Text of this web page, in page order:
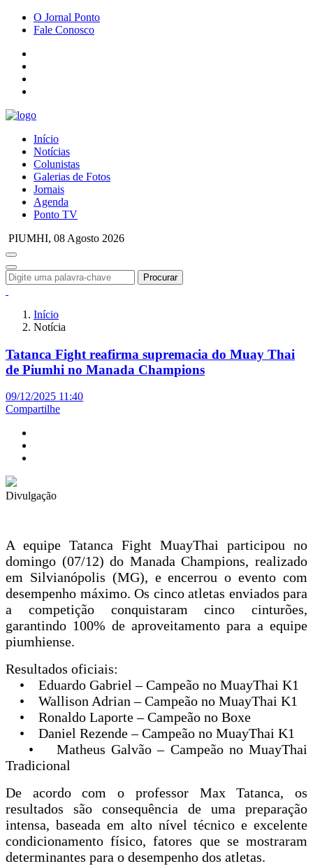
O Jornal Ponto
Fale Conosco
Início
Notícias
Colunistas
Galerias de Fotos
Jornais
Agenda
Ponto TV
PIUMHI, 08 Agosto 2026
Procurar
Início
Notícia
Tatanca Fight reafirma supremacia do Muay Thai
de Piumhi no Manada Champions
09/12/2025 11:40
Compartilhe
Divulgação
A equipe Tatanca Fight MuayThai participou no
domingo (07/12) do Manada Champions, realizado
em Silvianópolis (MG), e encerrou o evento com
desempenho máximo. Os cinco atletas enviados para
a competição conquistaram cinco cinturões,
garantindo 100% de aproveitamento para a equipe
piumhiense.
Resultados oficiais:
• Eduardo Gabriel – Campeão no MuayThai K1
• Wallison Adrian – Campeão no MuayThai K1
• Ronaldo Laporte – Campeão no Boxe
• Daniel Rezende – Campeão no MuayThai K1
• Matheus Galvão – Campeão no MuayThai
Tradicional
De acordo com o professor Max Tatanca, os
resultados são consequência de uma preparação
intensa, baseada em alto nível técnico e excelente
condicionamento físico, fatores que se mostraram
determinantes para o desempenho dos atletas.